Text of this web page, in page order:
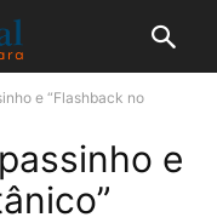
e “Flashback no
e